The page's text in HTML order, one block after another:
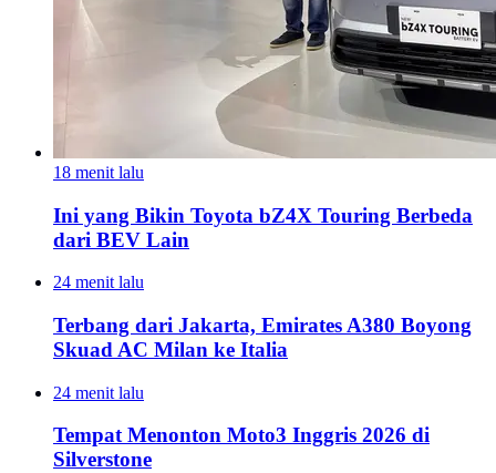
18 menit lalu
Ini yang Bikin Toyota bZ4X Touring Berbeda
dari BEV Lain
24 menit lalu
Terbang dari Jakarta, Emirates A380 Boyong
Skuad AC Milan ke Italia
24 menit lalu
Tempat Menonton Moto3 Inggris 2026 di
Silverstone